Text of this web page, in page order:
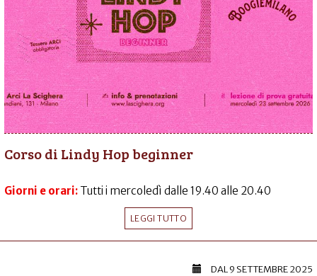
Corso di Lindy Hop beginner
Giorni e orari: Tutti i mercoledì dalle 19.40 alle 20.40
LEGGI TUTTO
DAL9 SETTEMBRE 2025